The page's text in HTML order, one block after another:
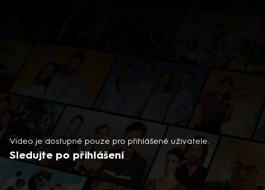
Video je dostupné pouze pro přihlášené uživatele.
Sledujte po přihlášení